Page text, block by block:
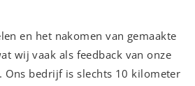
en het nakomen van gemaakte
wij vaak als feedback van onze
Ons bedrijf is slechts 10 kilometer